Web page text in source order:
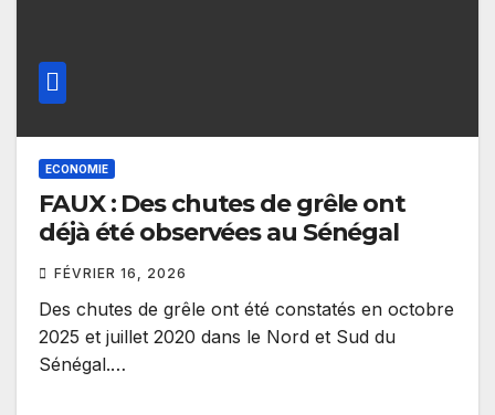
ECONOMIE
FAUX : Des chutes de grêle ont
déjà été observées au Sénégal
FÉVRIER 16, 2026
Des chutes de grêle ont été constatés en octobre
2025 et juillet 2020 dans le Nord et Sud du
Sénégal.…